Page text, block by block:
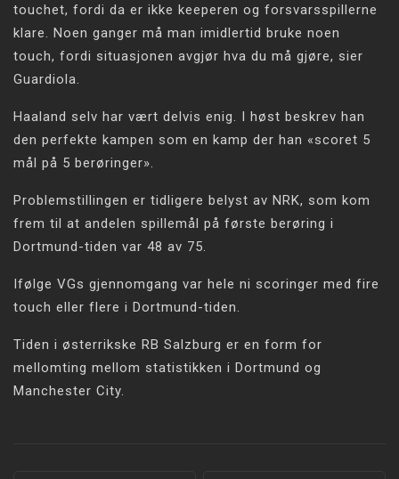
touchet, fordi da er ikke keeperen og forsvarsspillerne
klare. Noen ganger må man imidlertid bruke noen
touch, fordi situasjonen avgjør hva du må gjøre, sier
Guardiola.
Haaland selv har vært delvis enig. I høst beskrev han
den perfekte kampen som en kamp der han «scoret 5
mål på 5 berøringer».
Problemstillingen er tidligere belyst av NRK, som kom
frem til at andelen spillemål på første berøring i
Dortmund-tiden var 48 av 75.
Ifølge VGs gjennomgang var hele ni scoringer med fire
touch eller flere i Dortmund-tiden.
Tiden i østerrikske RB Salzburg er en form for
mellomting mellom statistikken i Dortmund og
Manchester City.